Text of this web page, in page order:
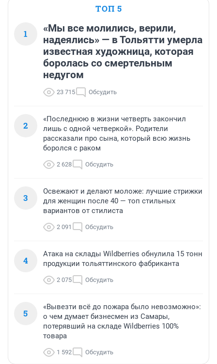
ТОП 5
1
«Мы все молились, верили,
надеялись» — в Тольятти умерла
известная художница, которая
боролась со смертельным
недугом
23 715 Обсудить
2
«Последнюю в жизни четверть закончил
лишь с одной четверкой». Родители
рассказали про сына, который всю жизнь
боролся с раком
2 628 Обсудить
3
Освежают и делают моложе: лучшие стрижки
для женщин после 40 — топ стильных
вариантов от стилиста
2 091 Обсудить
4
Атака на склады Wildberries обнулила 15 тонн
продукции тольяттинского фабриканта
2 075 Обсудить
5
«Вывезти всё до пожара было невозможно»:
о чем думает бизнесмен из Самары,
потерявший на складе Wildberries 100%
товара
1 592 Обсудить